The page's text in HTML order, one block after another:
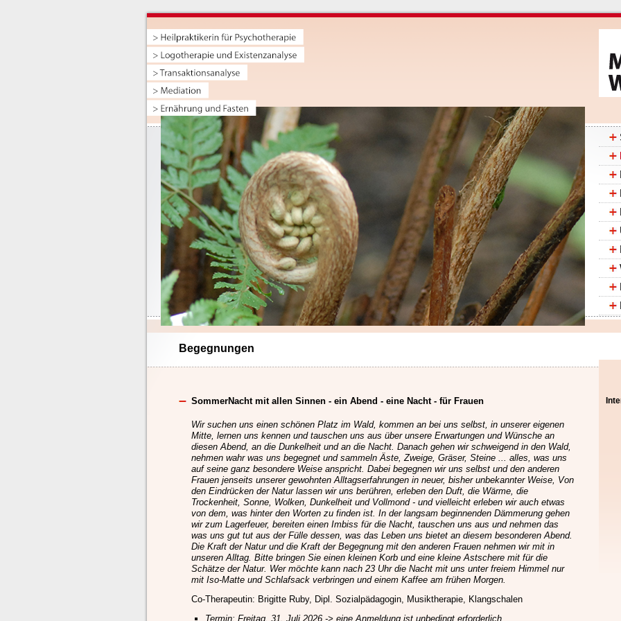
Begegnungen
SommerNacht mit allen Sinnen - ein Abend - eine Nacht - für Frauen
Wir suchen uns einen schönen Platz im Wald, kommen an bei uns selbst, in unserer eigenen
Mitte, lernen uns kennen und tauschen uns aus über unsere Erwartungen und Wünsche an
diesen Abend, an die Dunkelheit und an die Nacht. Danach gehen wir schweigend in den Wald,
nehmen wahr was uns begegnet und sammeln Äste, Zweige, Gräser, Steine ... alles, was uns
auf seine ganz besondere Weise anspricht. Dabei begegnen wir uns selbst und den anderen
Frauen jenseits unserer gewohnten Alltagserfahrungen in neuer, bisher unbekannter Weise, Von
den Eindrücken der Natur lassen wir uns berühren, erleben den Duft, die Wärme, die
Trockenheit, Sonne, Wolken, Dunkelheit und Vollmond - und vielleicht erleben wir auch etwas
von dem, was hinter den Worten zu finden ist. In der langsam beginnenden Dämmerung gehen
wir zum Lagerfeuer, bereiten einen Imbiss für die Nacht, tauschen uns aus und nehmen das
was uns gut tut aus der Fülle dessen, was das Leben uns bietet an diesem besonderen Abend.
Die Kraft der Natur und die Kraft der Begegnung mit den anderen Frauen nehmen wir mit in
unseren Alltag. Bitte bringen Sie einen kleinen Korb und eine kleine Astschere mit für die
Schätze der Natur. Wer möchte kann nach 23 Uhr die Nacht mit uns unter freiem Himmel nur
mit Iso-Matte und Schlafsack verbringen und einem Kaffee am frühen Morgen.
Co-Therapeutin: Brigitte Ruby, Dipl. Sozialpädagogin, Musiktherapie, Klangschalen
Termin: Freitag, 31. Juli 2026 -> eine Anmeldung ist unbedingt erforderlich